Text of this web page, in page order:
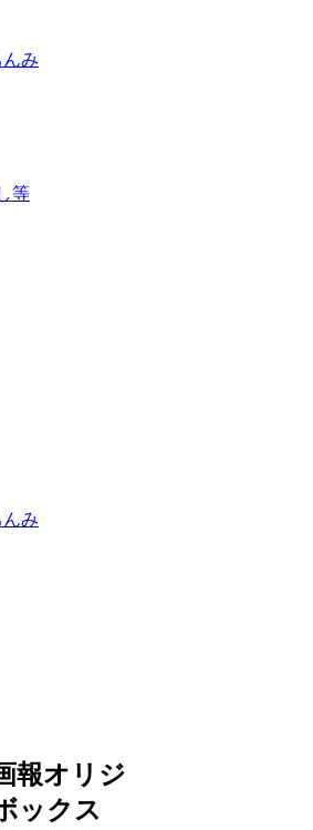
み
等
み
報オリジ
ックス